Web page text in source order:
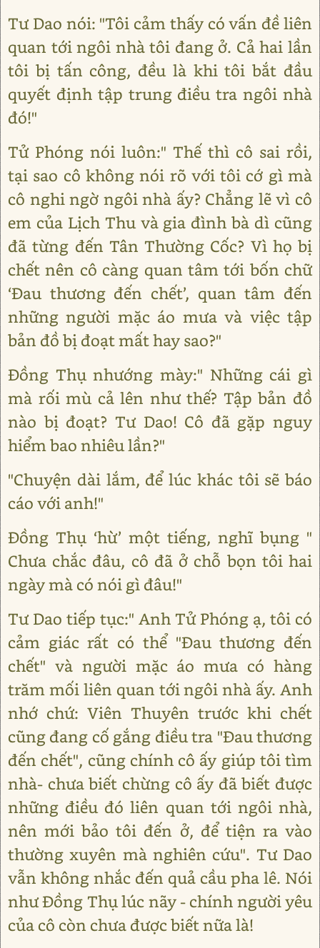
Tư Dao nói: "Tôi cảm thấy có vấn đề liên
quan tới ngôi nhà tôi đang ở. Cả hai lần
tôi bị tấn công, đều là khi tôi bắt đầu
quyết định tập trung điều tra ngôi nhà
đó!"
Tử Phóng nói luôn:" Thế thì cô sai rồi,
tại sao cô không nói rõ với tôi cớ gì mà
cô nghi ngờ ngôi nhà ấy? Chẳng lẽ vì cô
em của Lịch Thu và gia đình bà dì cũng
đã từng đến Tân Thường Cốc? Vì họ bị
chết nên cô càng quan tâm tới bốn chữ
‘Đau thương đến chết’, quan tâm đến
những người mặc áo mưa và việc tập
bản đồ bị đoạt mất hay sao?"
Đồng Thụ nhướng mày:" Những cái gì
mà rối mù cả lên như thế? Tập bản đồ
nào bị đoạt? Tư Dao! Cô đã gặp nguy
hiểm bao nhiêu lần?"
"Chuyện dài lắm, để lúc khác tôi sẽ báo
cáo với anh!"
Đồng Thụ ‘hừ’ một tiếng, nghĩ bụng "
Chưa chắc đâu, cô đã ở chỗ bọn tôi hai
ngày mà có nói gì đâu!"
Tư Dao tiếp tục:" Anh Tử Phóng ạ, tôi có
cảm giác rất có thể "Đau thương đến
chết" và người mặc áo mưa có hàng
trăm mối liên quan tới ngôi nhà ấy. Anh
nhớ chứ: Viên Thuyên trước khi chết
cũng đang cố gắng điều tra "Đau thương
đến chết", cũng chính cô ấy giúp tôi tìm
nhà- chưa biết chừng cô ấy đã biết được
những điều đó liên quan tới ngôi nhà,
nên mới bảo tôi đến ở, để tiện ra vào
thường xuyên mà nghiên cứu". Tư Dao
vẫn không nhắc đến quả cầu pha lê. Nói
như Đồng Thụ lúc nãy - chính người yêu
của cô còn chưa được biết nữa là!